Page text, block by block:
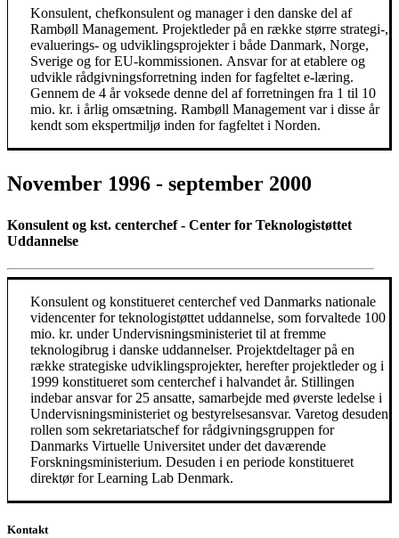
Konsulent, chefkonsulent og manager i den danske del af
Rambøll Management. Projektleder på en række større strategi-,
evaluerings- og udviklingsprojekter i både Danmark, Norge,
Sverige og for EU-kommissionen. Ansvar for at etablere og
udvikle rådgivningsforretning inden for fagfeltet e-læring.
Gennem de 4 år voksede denne del af forretningen fra 1 til 10
mio. kr. i årlig omsætning. Rambøll Management var i disse år
kendt som ekspertmiljø inden for fagfeltet i Norden.
November 1996 - september 2000
Konsulent og kst. centerchef - Center for Teknologistøttet
Uddannelse
Konsulent og konstitueret centerchef ved Danmarks nationale
videncenter for teknologistøttet uddannelse, som forvaltede 100
mio. kr. under Undervisningsministeriet til at fremme
teknologibrug i danske uddannelser. Projektdeltager på en
række strategiske udviklingsprojekter, herefter projektleder og i
1999 konstitueret som centerchef i halvandet år. Stillingen
indebar ansvar for 25 ansatte, samarbejde med øverste ledelse i
Undervisningsministeriet og bestyrelsesansvar. Varetog desuden
rollen som sekretariatschef for rådgivningsgruppen for
Danmarks Virtuelle Universitet under det daværende
Forskningsministerium. Desuden i en periode konstitueret
direktør for Learning Lab Denmark.
Kontakt